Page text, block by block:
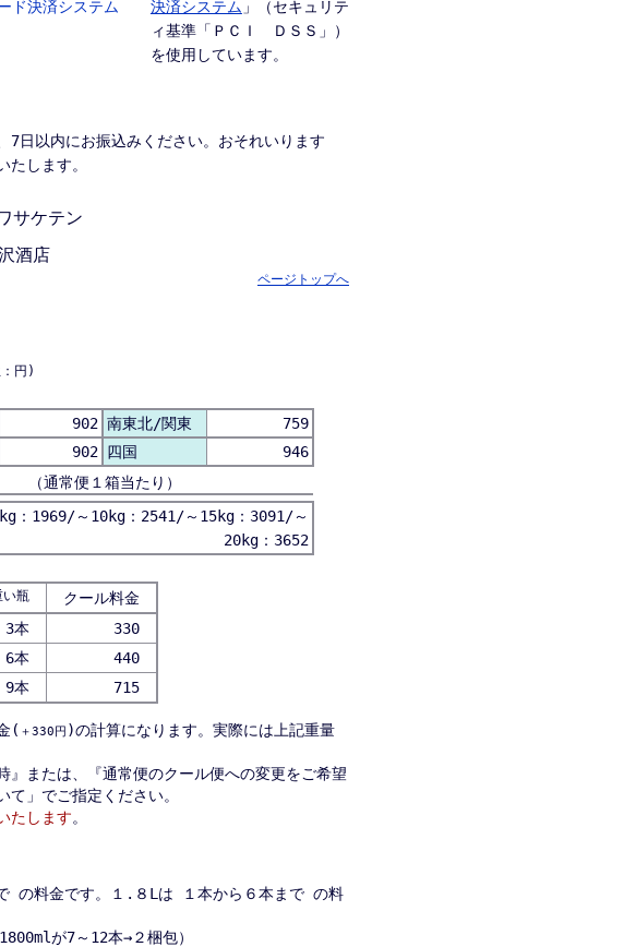
決済システム 」（セキュリテ
ィ基準「ＰＣＩ ＤＳＳ」）
を使用しています。
7日以内にお振込みください。おそれいります
します。
ケテン
酒店
ページトップへ
円)
902 南東北/関東
759
902 四国
946
（通常便１箱当たり）
：1969/～10kg：2541/～15kg：3091/～
20kg：3652
瓶
クール料金
3本
330
6本
440
9本 715
( ＋330円 )の計算になります。実際には上記重量
』または、『通常便のクール便への変更をご希望
」でご指定ください。
たします。
の料金です。１.８Lは １本から６本まで の料
が7～12本→２梱包）